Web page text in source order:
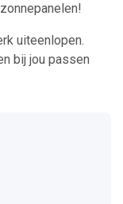
uiteenlopen.
bij jou passen